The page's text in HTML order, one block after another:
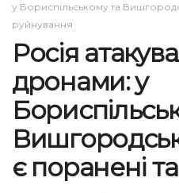
у Бориспільському та
руйнування
Росія
дронами: у
є поранені